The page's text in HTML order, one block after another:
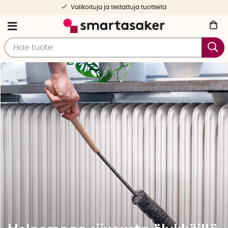
Ilmainen toimitus yli 50 € tilauksille